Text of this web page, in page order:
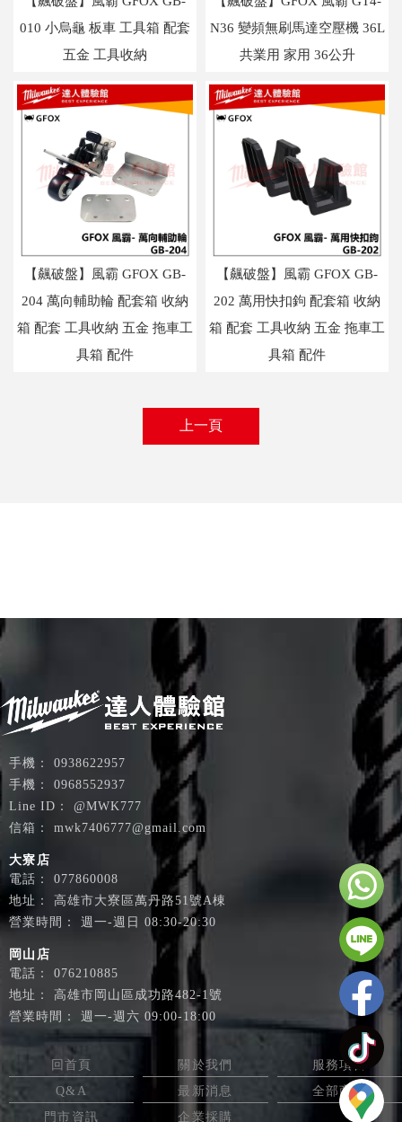
010 小烏龜 板車 工具箱 配套
五金 工具收納
N36 變頻無刷馬達空壓機 36L
共業用 家用 36公升
【飆破盤】風霸 GFOX GB-
204 萬向輔助輪 配套箱 收納
箱 配套 工具收納 五金 拖車工
具箱 配件
【飆破盤】風霸 GFOX GB-
202 萬用快扣鉤 配套箱 收納
箱 配套 工具收納 五金 拖車工
具箱 配件
上一頁
@MWK777
0968552937
0938622957
mwk7406777@gmail.com
大寮店
077860008
高雄市大寮區萬丹路51號A棟
週一-週日 08:30-20:30
岡山店
076210885
高雄市岡山區成功路482-1號
週一-週六 09:00-18:00
回首頁 關於我們
服務項目
Q&A
最新消息
全部商品
門市資訊
企業採購